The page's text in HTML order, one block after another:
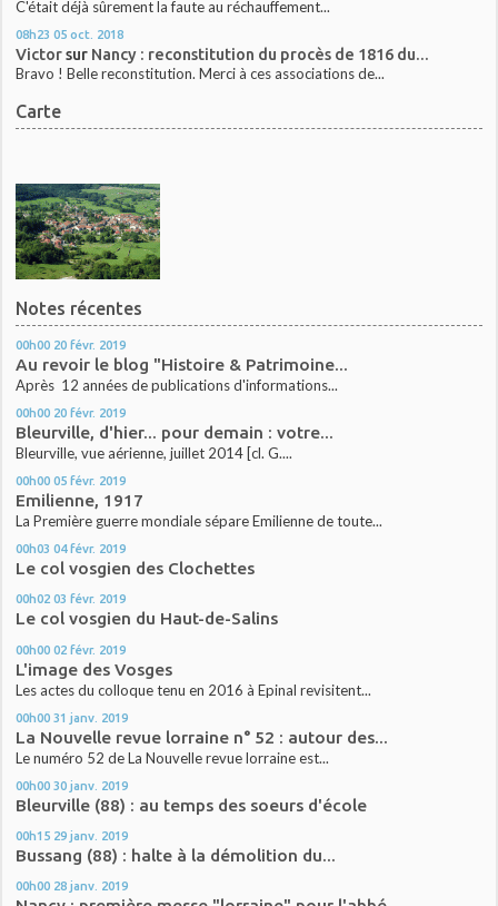
C'était déjà sûrement la faute au réchauffement...
08h23 05 oct. 2018
Victorsur Nancy : reconstitution du procès de 1816 du...
Bravo ! Belle reconstitution. Merci à ces associations de...
Carte
Notes récentes
00h00 20 févr. 2019
Au revoir le blog "Histoire & Patrimoine...
Après 12 années de publications d'informations...
00h00 20 févr. 2019
Bleurville, d'hier... pour demain : votre...
Bleurville, vue aérienne, juillet 2014 [cl. G....
00h00 05 févr. 2019
Emilienne, 1917
La Première guerre mondiale sépare Emilienne de toute...
00h03 04 févr. 2019
Le col vosgien des Clochettes
00h02 03 févr. 2019
Le col vosgien du Haut-de-Salins
00h00 02 févr. 2019
L'image des Vosges
Les actes du colloque tenu en 2016 à Epinal revisitent...
00h00 31 janv. 2019
La Nouvelle revue lorraine n° 52 : autour des...
Le numéro 52 de La Nouvelle revue lorraine est...
00h00 30 janv. 2019
Bleurville (88) : au temps des soeurs d'école
00h15 29 janv. 2019
Bussang (88) : halte à la démolition du...
00h00 28 janv. 2019